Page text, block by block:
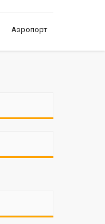
Аэропорт